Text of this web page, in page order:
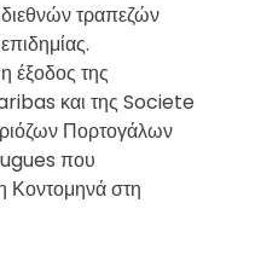
τραπεζών
έξοδος της
και της Societe
Πορτογάλων
που
Κοντομηνά στη